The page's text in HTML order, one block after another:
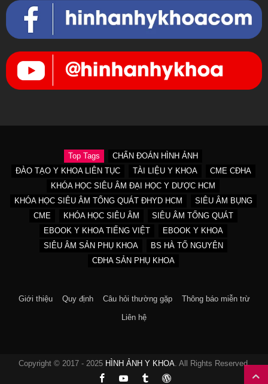
Top Tags
CHẨN ĐOÁN HÌNH ẢNH
ĐÀO TẠO Y KHOA LIÊN TỤC
TÀI LIỆU Y KHOA
CME CĐHA
KHÓA HỌC SIÊU ÂM ĐẠI HỌC Y DƯỢC HCM
KHÓA HỌC SIÊU ÂM TỔNG QUÁT ĐHYD HCM
SIÊU ÂM BỤNG
CME
KHÓA HỌC SIÊU ÂM
SIÊU ÂM TỔNG QUÁT
EBOOK Y KHOA TIẾNG VIỆT
EBOOK Y KHOA
SIÊU ÂM SẢN PHỤ KHOA
BS HÀ TỐ NGUYÊN
CĐHA SẢN PHỤ KHOA
Giới thiệu Quy định Câu hỏi thường gặp Thông báo miễn trừ
Liên hệ
Copyright © 2017 - 2025 HÌNH ẢNH Y KHOA. All Rights Reserved.